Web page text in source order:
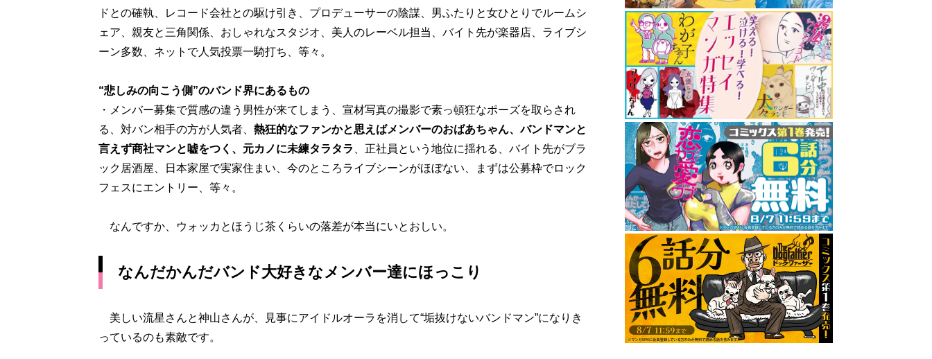
ドとの確執、レコード会社との駆け引き、プロデューサーの陰謀、男ふたりと女ひとりでルームシ
ェア、親友と三角関係、おしゃれなスタジオ、美人のレーベル担当、バイト先が楽器店、ライブシ
ーン多数、ネットで人気投票一騎打ち、等々。
“悲しみの向こう側”のバンド界にあるもの
・メンバー募集で質感の違う男性が来てしまう、宣材写真の撮影で素っ頓狂なポーズを取らされ
る、対バン相手の方が人気者、 熱狂的なファンかと思えばメンバーのおばあちゃん、バンドマンと
言えず商社マンと嘘をつく、元カノに未練タラタラ
、正社員という地位に揺れる、バイト先がブラ
ック居酒屋、日本家屋で実家住まい、今のところライブシーンがほぼない、まずは公募枠でロック
フェスにエントリー、等々。
なんですか、ウォッカとほうじ茶くらいの落差が本当にいとおしい。
なんだかんだバンド大好きなメンバー達にほっこり
美しい流星さんと神山さんが、見事にアイドルオーラを消して“垢抜けないバンドマン”になりき
っているのも素敵です。